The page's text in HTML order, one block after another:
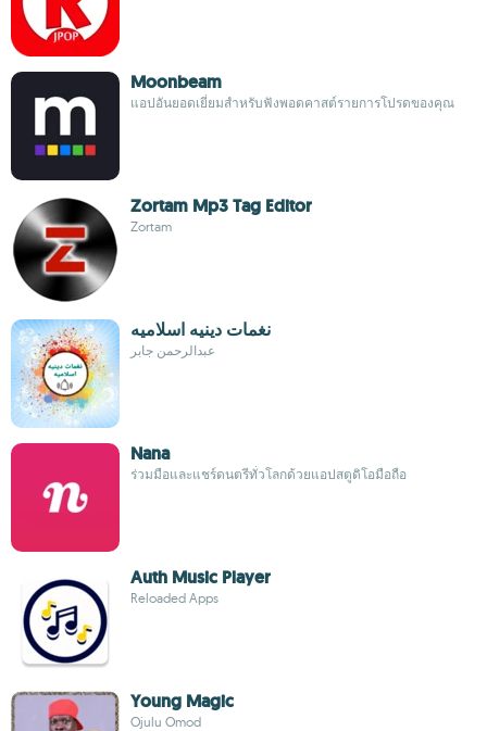
Moonbeam
แอปอันยอดเยี่ยมสำหรับฟังพอดคาสต์รายการโปรดของคุณ
Zortam Mp3 Tag Editor
Zortam
نغمات دينيه اسلاميه
عبدالرحمن جابر
Nana
ร่วมมือและแชร์ดนตรีทั่วโลกด้วยแอปสตูดิโอมือถือ
Auth Music Player
Reloaded Apps
Young Magic
Ojulu Omod